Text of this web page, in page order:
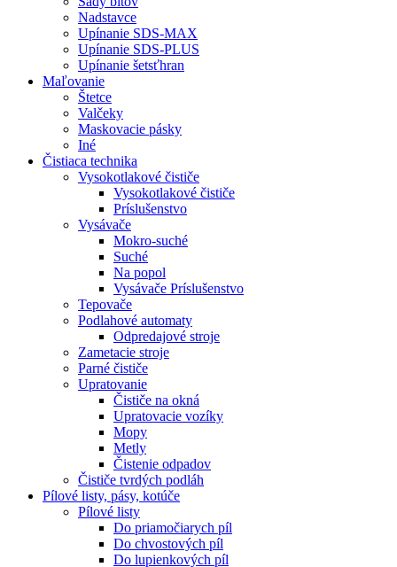
Nadstavce
Upínanie SDS-MAX
Upínanie SDS-PLUS
Upínanie šetsťhran
Maľovanie
Štetce
Valčeky
Maskovacie pásky
Iné
Čistiaca technika
Vysokotlakové čističe
Vysokotlakové čističe
Príslušenstvo
Vysávače
Mokro-suché
Suché
Na popol
Vysávače Príslušenstvo
Tepovače
Podlahové automaty
Odpredajové stroje
Zametacie stroje
Parné čističe
Upratovanie
Čističe na okná
Upratovacie vozíky
Mopy
Metly
Čistenie odpadov
Čističe tvrdých podláh
Pílové listy, pásy, kotúče
Pílové listy
Do priamočiarych píl
Do chvostových píl
Do lupienkových píl